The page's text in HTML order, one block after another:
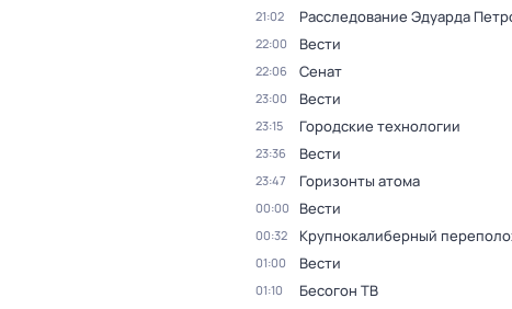
21:02 Расследование Эдуарда
22:00 Вести
22:06 Сенат
23:00 Вести
23:15 Городские технологии
23:36 Вести
23:47 Горизонты атома
00:00 Вести
00:32 Крупнокалиберный
01:00 Вести
01:10 Бесогон ТВ